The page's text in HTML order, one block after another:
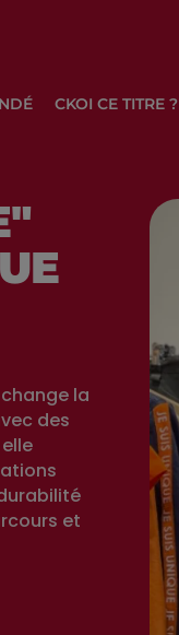
CKOI CE TITRE ?
la
des
et